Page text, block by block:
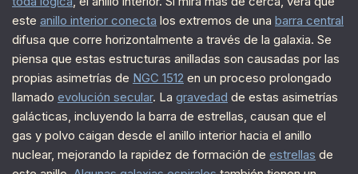
este anillo interior conecta los extremos de una barra central
difusa que corre horizontalmente a través de la galaxia. Se
piensa que estas estructuras anilladas son causadas por las
propias asimetrías de NGC 1512 en un proceso prolongado
llamado evolución secular. La gravedad de estas asimetrías
galácticas, incluyendo la barra de estrellas, causan que el
gas y polvo caigan desde el anillo interior hacia el anillo
nuclear, mejorando la rapidez de formación de estrellas de